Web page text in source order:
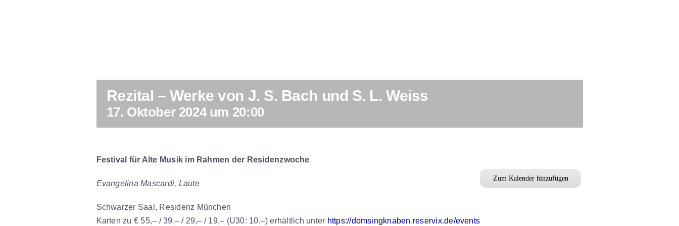
Rezital – Werke von J. S. Bach und S. L. Weiss
17. Oktober 2024 um 20:00
Festival für Alte Musik im Rahmen der Residenzwoche
Evangelina Mascardi, Laute
Schwarzer Saal, Residenz München
Karten zu € 55,– / 39,– / 29,– / 19,– (U30: 10,–) erhältlich unter https://domsingknaben.reservix.de/events
Zum Kalender hinzufügen